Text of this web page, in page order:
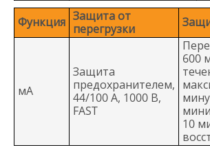
Функция Защита от
перегрузки
мA
Защита
предохранителем,
44/100 А, 1000 В,
FAST
600
10